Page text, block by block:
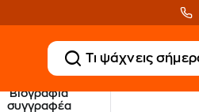
Βιογραφία
συγγραφέα20 € Public επιστροφή